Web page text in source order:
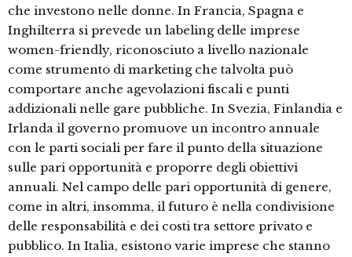
che investono nelle donne. In Francia, Spagna e
Inghilterra si prevede un labeling delle imprese
women-friendly, riconosciuto a livello nazionale
come strumento di marketing che talvolta può
comportare anche agevolazioni fiscali e punti
addizionali nelle gare pubbliche. In Svezia, Finlandia e
Irlanda il governo promuove un incontro annuale
con le parti sociali per fare il punto della situazione
sulle pari opportunità e proporre degli obiettivi
annuali. Nel campo delle pari opportunità di genere,
come in altri, insomma, il futuro è nella condivisione
delle responsabilità e dei costi tra settore privato e
pubblico. In Italia, esistono varie imprese che stanno